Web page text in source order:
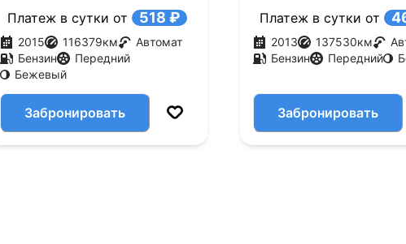
Платеж в сутки от 518 ₽
2015 116379км
Автомат
Бензин
Передний
Бежевый
Забронировать
Платеж в сутки от
2013 137530км
Бензин
Передний
Забронировать